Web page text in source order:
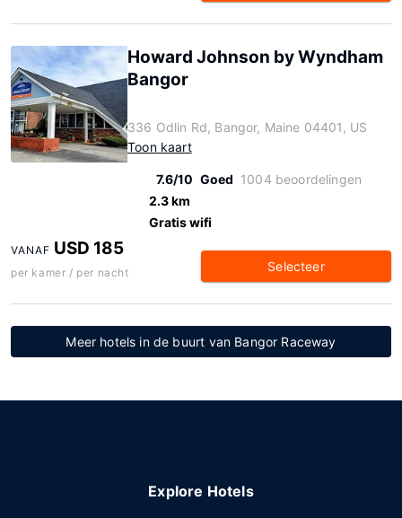
Howard Johnson by Wyndham
Bangor
336 Odlin Rd, Bangor, Maine 04401, US
Toon kaart
7.6/10 Goed 1004 beoordelingen
2.3 km
Gratis wifi
VANAF USD 185
per kamer / per nacht Selecteer
Meer hotels in de buurt van Bangor Raceway
Explore Hotels